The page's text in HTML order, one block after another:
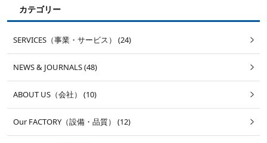
カテゴリー
SERVICES（事業・サービス） (24)
NEWS & JOURNALS (48)
ABOUT US（会社） (10)
Our FACTORY（設備・品質） (12)